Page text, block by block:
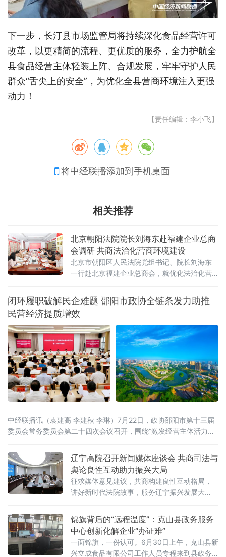
下一步，长汀县市场监管局将持续深化食品经营许可
改革，以更精简的流程、更优质的服务，全力护航全
县食品经营主体轻装上阵、合规发展，牢牢守护人民
群众“舌尖上的安全”，为优化全县营商环境注入更强
动力！
【责任编辑：李小飞】
将中经联播添加到手机桌面
相关推荐
北京朝阳法院院长刘海东赴福建企业总商
会调研 共商法治化营商环境建设
北京市朝阳区人民法院党组书记、院长刘海东
一行赴北京福建企业总商会，就优化法治化营
开展专题调研座谈。
闭环履职破解民企难题 邵阳市政协全链条发力助推
民营经济提质增效
中经联播讯（袁建高 李建秋 李琳）7月22日，政协邵阳市第十三届
委员会常务委员会第二十四次会议召开，围绕“激发经营主体活力，
话，市政协主席周文主持。会上审议通过了《关于“激发经营主体活
力，助力民营经济提质增效”向中共邵阳市委、市人民政府的建议
案》。这场协商议政，标志着邵阳市政协围绕同一议题，完成了从
专题调研、跨省考察、联合行动到建言建策的
辽宁高院召开新闻媒体座谈会 共商司法与
舆论良性互动助力振兴大局
征求媒体意见建议，共商构建良性互动格局，
讲好新时代法院故事，服务辽宁振兴发展大
行正确政绩观学习教育省委第七督导组组长任
长海，辽宁省委宣传部副部长琚慧敏，省委政
法委政治部主任朱贺麟，省委网信办副主任
锦旗背后的“远程温度”：克山县政务服务
中心创新化解企业“办证难”
一面锦旗，一份认可。6月30日上午，克山县新
兴立成食品有限公司工作人员专程来到县政务